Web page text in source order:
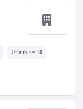
Urlaub >= 30